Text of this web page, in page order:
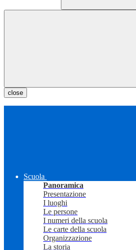
close
Scuola
Panoramica
Presentazione
I luoghi
Le persone
I numeri della scuola
Le carte della scuola
Organizzazione
La storia